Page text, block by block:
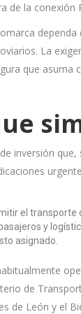
de la conexión
dependa
La
que asuma
inversión
el
y
asignado.
de
de León y el